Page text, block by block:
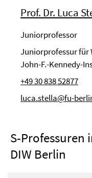
Prof. Dr. Luca
Juniorprofessor
Juniorprofessur für
John-F.-Kennedy-
+49 30 838 52877
luca.stella@fu-
S-Professuren
DIW Berlin